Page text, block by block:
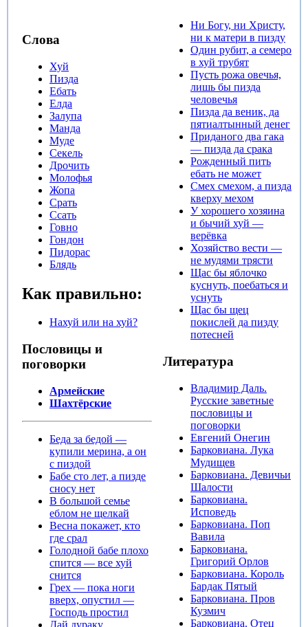
Слова
Хуй
Пизда
Ебать
Елда
Залупа
Манда
Муде
Секель
Дрочить
Молофья
Жопа
Срать
Ссать
Говно
Гондон
Пидорас
Блядь
Как правильно:
Нахуй или на хуй?
Пословицы и
поговорки
Армейские
Шахтёрские
Беда за бедой —
купили мерина, а он
с пиздой
Бабе сто лет, а пизде
сносу нет
В большой семье
еблом не щелкай
Весна покажет, кто
где срал
Голодной бабе плохо
спится — все хуй
снится
Грех — пока ноги
вверх, опустил —
Господь простил
Дай дураку
Ни Богу, ни Христу,
ни к матери в пизду
Один рубит, а семеро
в хуй трубят
Пусть рожа овечья,
лишь бы пизда
человечья
Пизда да веник, да
пятиалтынный денег
Приданого два гака
— пизда да срака
Рожденный пить
ебать не может‎
Смех смехом, а пизда
кверху мехом
У хорошего хозяина
и бычий хуй —
верёвка
Хозяйство вести —
не мудями трясти
Щас бы яблочко
куснуть, поебаться и
уснуть
Щас бы щец
покислей да пизду
потесней
Литература
Владимир Даль.
Русские заветные
пословицы и
поговорки
Евгений Онегин
Барковиана. Лука
Мудищев
Барковиана. Девичьи
Шалости
Барковиана.
Исповедь
Барковиана. Поп
Вавила
Барковиана.
Григорий Орлов
Барковиана. Король
Бардак Пятый
Барковиана. Пров
Кузмич
Барковиана. Отец